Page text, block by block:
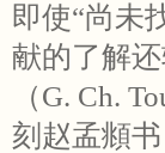
即使“尚未
献的了解
（G. Ch.
刻赵孟頫